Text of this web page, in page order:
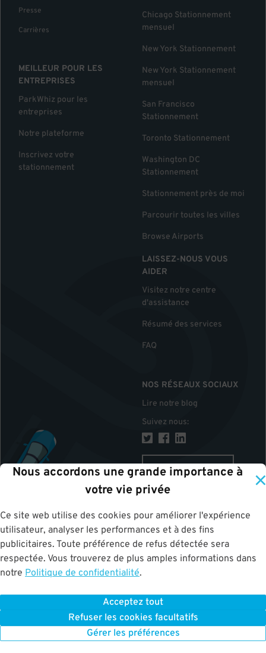
Nous accordons une grande importance à
votre vie privée
Ce site web utilise des cookies pour améliorer l'expérience
utilisateur, analyser les performances et à des fins
publicitaires. Toute préférence de refus détectée sera
respectée. Vous trouverez de plus amples informations dans
notre Politique de confidentialité.
Acceptez tout
Refuser les cookies facultatifs
Gérer les préférences
Presse
Carrières
MEILLEUR POUR LES
ENTREPRISES
ParkWhiz pour les
entreprises
Notre plateforme
Inscrivez votre
stationnement
Chicago Stationnement
mensuel
New York Stationnement
New York Stationnement
mensuel
San Francisco
Stationnement
Toronto Stationnement
Washington DC
Stationnement
Stationnement près de moi
Parcourir toutes les villes
Browse Airports
LAISSEZ-NOUS VOUS
AIDER
Visitez notre centre
d'assistance
Résumé des services
FAQ
NOS RÉSEAUX SOCIAUX
Lire notre blog
Suivez nous:
CANADA
HAUT
Tous les droits sont réservés.
Terms of Use for Motorists| Privacy Policy|ALPR Policy
Your Privacy Choices